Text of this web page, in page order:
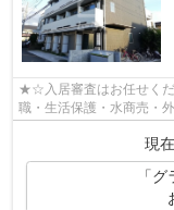
★☆入居審査はお任せく
職・生活保護・水商売・
現
「